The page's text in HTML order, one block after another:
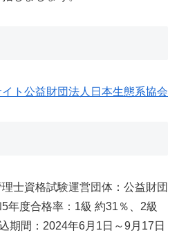
ト 公益財団法人日本生態系協会
士資格試験運営団体：公益財団
年度合格率：1級 約31％、2級
期間：2024年6月1日～9月17日